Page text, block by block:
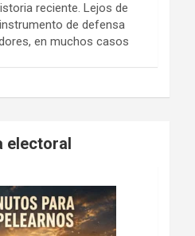
reciente. Lejos de
de defensa
en muchos casos
electoral